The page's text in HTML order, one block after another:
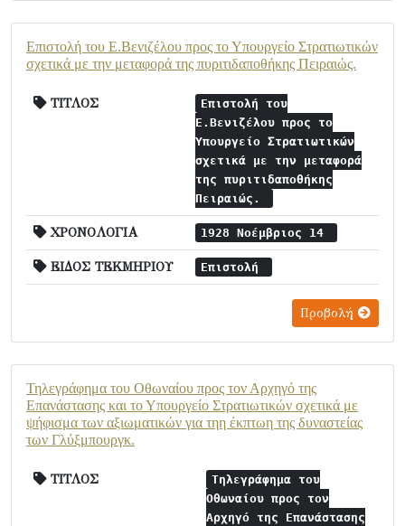
Επιστολή του Ε.Βενιζέλου προς το Υπουργείο Στρατιωτικών
σχετικά με την μεταφορά της πυριτιδαποθήκης Πειραιώς.
ΤΙΤΛΟΣ
Επιστολή του
Ε.Βενιζέλου προς το
Υπουργείο Στρατιωτικών
σχετικά με την μεταφορά
της πυριτιδαποθήκης
Πειραιώς.
ΧΡΟΝΟΛΟΓΙΑ 1928 Νοέμβριος 14
ΕΙΔΟΣ ΤΕΚΜΗΡΙΟΥ Επιστολή
Προβολή
Τηλεγράφημα του Οθωναίου προς τον Αρχηγό της
Επανάστασης και το Υπουργείο Στρατιωτικών σχετικά με
ψήφισμα των αξιωματικών για τηη έκπτωη της δυναστείας
των Γλύξμπουργκ.
ΤΙΤΛΟΣ
Τηλεγράφημα του
Οθωναίου προς τον
Αρχηγό της Επανάστασης